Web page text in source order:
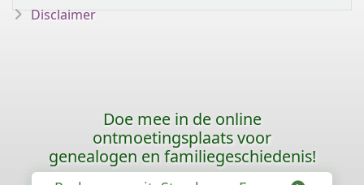
Disclaimer
Doe mee in de online
ontmoetingsplaats voor
genealogen en familiegeschiedenis!